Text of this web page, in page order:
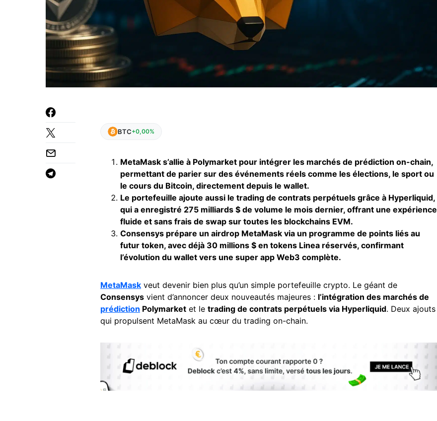
BTC+0,00%
MetaMask s’allie à Polymarket pour intégrer les marchés de prédiction on-chain,
permettant de parier sur des événements réels comme les élections, le sport ou
le cours du Bitcoin, directement depuis le wallet.
Le portefeuille ajoute aussi le trading de contrats perpétuels grâce à Hyperliquid,
qui a enregistré 275 milliards $ de volume le mois dernier, offrant une expérience
fluide et sans frais de swap sur toutes les blockchains EVM.
Consensys prépare un airdrop MetaMask via un programme de points liés au
futur token, avec déjà 30 millions $ en tokens Linea réservés, confirmant
l’évolution du wallet vers une super app Web3 complète.
MetaMask veut devenir bien plus qu’un simple portefeuille crypto. Le géant de
Consensys vient d’annoncer deux nouveautés majeures : l’intégration des marchés de
prédiction Polymarket et le trading de contrats perpétuels via Hyperliquid. Deux ajouts
qui propulsent MetaMask au cœur du trading on-chain.